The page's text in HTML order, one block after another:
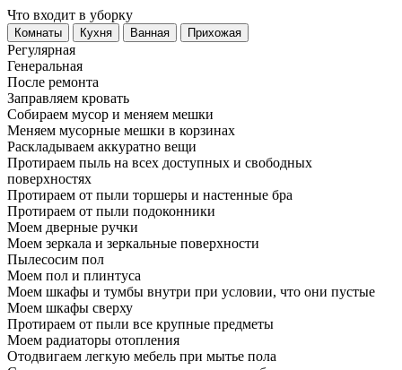
Что входит в уборку
Регу­лярная
Гене­ральная
После ремонта
Заправляем кровать
Собираем мусор и меняем мешки
Меняем мусорные мешки в корзинах
Раскладываем аккуратно вещи
Протираем пыль на всех доступных и свободных
поверхностях
Протираем от пыли торшеры и настенные бра
Протираем от пыли подоконники
Моем дверные ручки
Моем зеркала и зеркальные поверхности
Пылесосим пол
Моем пол и плинтуса
Моем шкафы и тумбы внутри при условии, что они пустые
Моем шкафы сверху
Протираем от пыли все крупные предметы
Моем радиаторы отопления
Отодвигаем легкую мебель при мытье пола